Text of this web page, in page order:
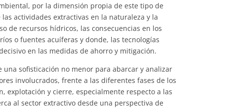
por la dimensión propia de este tipo de
actividades extractivas en la naturaleza y la
de recursos hídricos, las consecuencias en los
o fuentes acuíferas y donde, las tecnologías
en las medidas de ahorro y mitigación.
una sofisticación no menor para abarcar y analizar
involucrados, frente a las diferentes fases de los
explotación y cierre, especialmente respecto a las
al sector extractivo desde una perspectiva de